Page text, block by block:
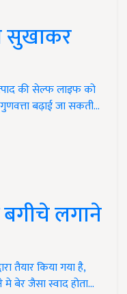
सुखाकर
की सेल्फ लाइफ को
बढ़ाई जा सकती…
लगाने
तैयार किया गया है,
जैसा स्वाद होता…